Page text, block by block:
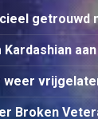
getrouwd
Kardashian
weer
Broken